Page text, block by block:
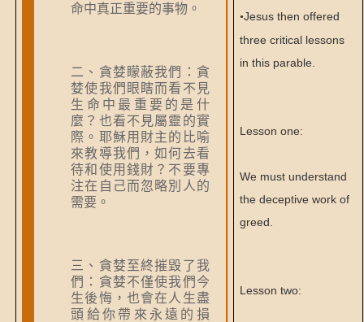
命中真正重要的事物。
二、貪婪矇蔽我們：貪
婪使我們眼瞎而看不見
生命中最重要的是什
麼？也看不見屬靈的實
際。耶穌用財主的比喻
來教導我們，如何去看
待和使用錢財？不要專
注在自己而忽略別人的
需要。
三、貪婪至終摧毀了我
們：貪婪不僅使我們今
生後悔，也會在人生盡
頭給你帶來永遠的損
•Jesus then offered
three critical lessons
in this parable.
Lesson one:
We must understand
the deceptive work of
greed.
Lesson two: